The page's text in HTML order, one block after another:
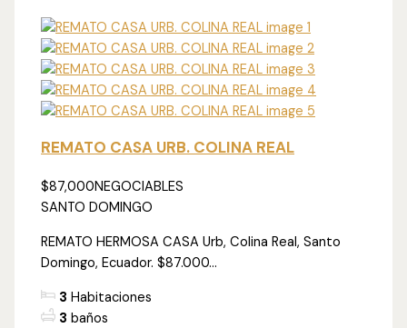
REMATO CASA URB. COLINA REAL
$87,000NEGOCIABLES
SANTO DOMINGO
REMATO HERMOSA CASA Urb, Colina Real, Santo
Domingo, Ecuador. $87.000...
3 Habitaciones
3 baños